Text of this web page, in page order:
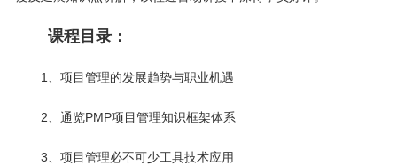
课程目录：
1、项目管理的发展趋势与职业机遇
2、通览PMP项目管理知识框架体系
3、项目管理必不可少工具技术应用